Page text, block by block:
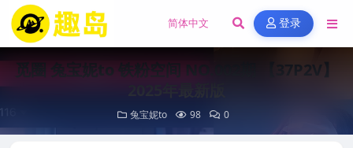
登录
觅圈 兔宝妮to 铁粉空间 NO.002期 【37P2V】
兔宝妮to 98 0